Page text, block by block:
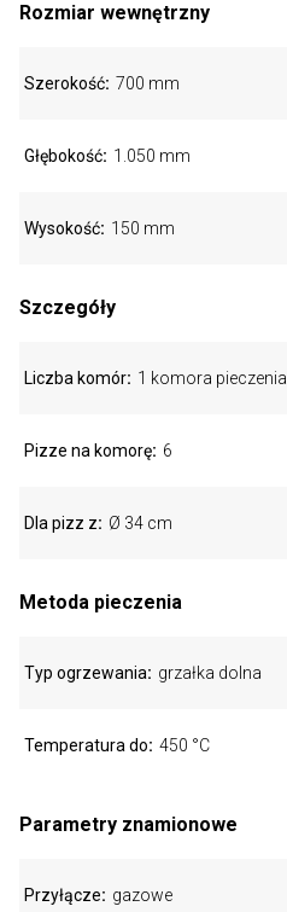
Rozmiar wewnętrzny
Szerokość 700 mm
Głębokość 1.050 mm
Wysokość 150 mm
Szczegóły
Liczba komór 1 komora pieczenia
Pizze na komorę 6
Dla pizz z Ø 34 cm
Metoda pieczenia
Typ ogrzewania grzałka dolna
Temperatura do 450 °C
Parametry znamionowe
Przyłącze gazowe